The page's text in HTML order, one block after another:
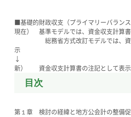
■基礎的財政収支（プライマリーバラン
現在） 基準モデルでは、資金収支計算
総務省方式改訂モデルでは、資金
示
↓
新） 資金収支計算書の注記として表示
目次
第１章 検討の経緯と地方公会計の整備